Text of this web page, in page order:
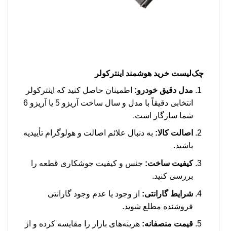
چک‌لیست خرید هوشمند اینترکولر
مدل دقیق خودرو: اطمینان حاصل کنید که اینترکولر
انتخابی دقیقاً با مدل و سال ساخت آریزو 5 یا آریزو 6
شما سازگار است.
اصالت کالا: به دنبال علائم اصالت و هولوگرام تأییدیه
باشید.
کیفیت ساخت: جنس و کیفیت جوشکاری قطعه را
بررسی کنید.
شرایط گارانتی: از وجود یا عدم وجود گارانتی
فروشنده مطلع شوید.
قیمت منصفانه: هزینه‌های بازار را مقایسه کرده و از